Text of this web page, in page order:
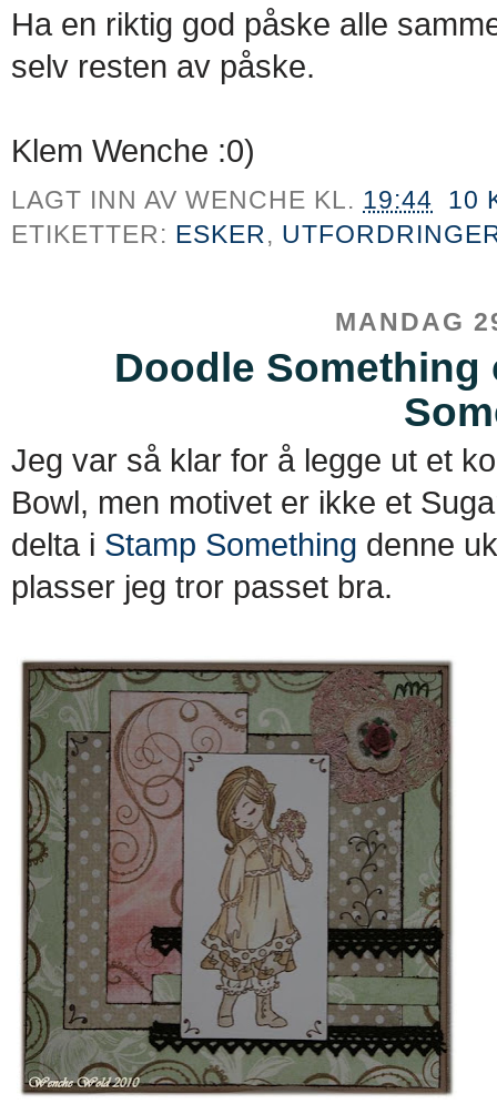
Ha en riktig god påske alle
selv resten av påske.
Klem Wenche :0)
LAGT INN AVWENCHE KL. 19:44
10
ETIKETTER: ESKER,
MANDAG
Doodle
Jeg var så klar for å legge ut et
Bowl, men motivet er ikke et
delta i Stamp Something denne
plasser jeg tror passet bra.